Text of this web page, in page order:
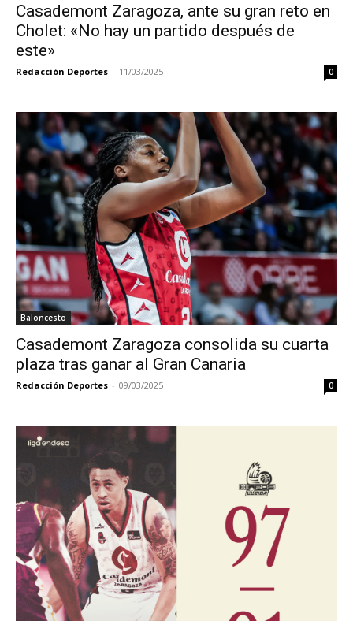
Casademont Zaragoza, ante su gran reto en
Cholet: «No hay un partido después de
este»
Redacción Deportes - 11/03/2025 0
Baloncesto
Casademont Zaragoza consolida su cuarta
plaza tras ganar al Gran Canaria
Redacción Deportes - 09/03/2025 0